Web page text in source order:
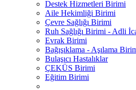
Destek Hizmetleri Birimi
Aile Hekimliği Birimi
Çevre Sağlığı Birimi
Ruh Sağlığı Birimi - Adli
Evrak Birimi
Bağışıklama - Aşılama
Bulaşıcı Hastalıklar
ÇEKÜS Birimi
Eğitim Birimi